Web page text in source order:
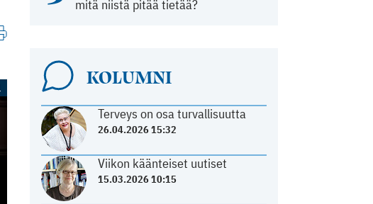
mitä niistä pitää tietää?
KOLUMNI
Terveys on osa turvallisuutta
26.04.2026 15:32
Viikon käänteiset uutiset
15.03.2026 10:15